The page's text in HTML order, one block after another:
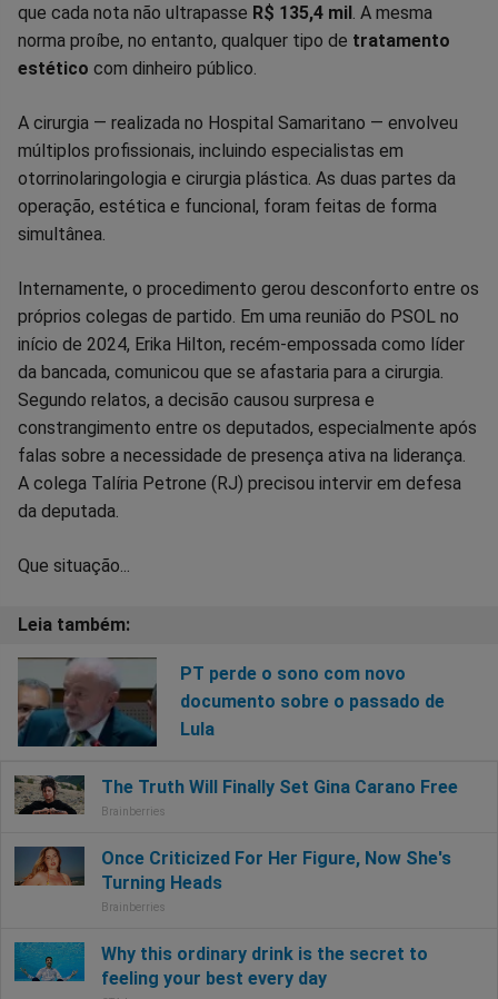
que cada nota não ultrapasse R$ 135,4 mil . A mesma
norma proíbe, no entanto, qualquer tipo de tratamento
estético com dinheiro público.
A cirurgia — realizada no Hospital Samaritano — envolveu
múltiplos profissionais, incluindo especialistas em
otorrinolaringologia e cirurgia plástica. As duas partes da
operação, estética e funcional, foram feitas de forma
simultânea.
Internamente, o procedimento gerou desconforto entre os
próprios colegas de partido. Em uma reunião do PSOL no
início de 2024, Erika Hilton, recém-empossada como líder
da bancada, comunicou que se afastaria para a cirurgia.
Segundo relatos, a decisão causou surpresa e
constrangimento entre os deputados, especialmente após
falas sobre a necessidade de presença ativa na liderança.
A colega Talíria Petrone (RJ) precisou intervir em defesa
da deputada.
Que situação...
PT perde o sono com novo
documento sobre o passado de
Lula